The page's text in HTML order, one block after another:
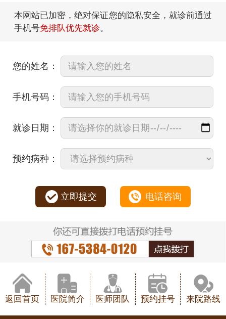
本网站已加密，绝对保证您的隐私安全，就诊前通过
手机号免排队优先就诊。
您的姓名：
手机号码：
就诊日期：
预约病种：
立即提交 电话咨询
返回首页 医院简介 医师团队 预约挂号 来院路线